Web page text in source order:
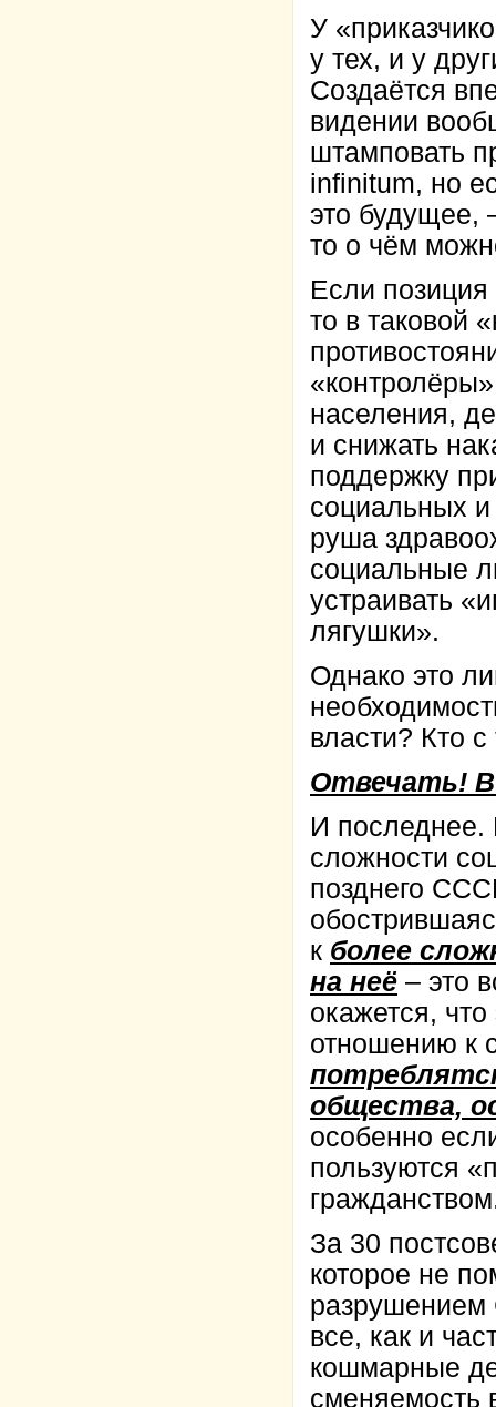
У
у тех, и у
Создаётся
видении
штамповать
infinitum, но
это будущее,
то о чём
Если позиция
то в таковой
населения,
и снижать
поддержку
социальных и
руша
социальные
устраивать
лягушки».
Однако это
власти? Кто
Отвечать!
И последнее.
сложности
позднего
к более
на неё – это
окажется,
отношению к
общества,
особенно
пользуются
За 30
которое не
разрушением
все, как и
кошмарные
сменяемость